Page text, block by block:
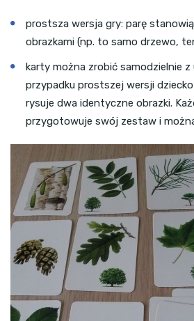
prostsza wersja gry: parę
obrazkami (np. to samo drzewo,
karty można zrobić samodzielnie z
przypadku prostszej wersji
rysuje dwa identyczne obrazki.
przygotowuje swój zestaw i